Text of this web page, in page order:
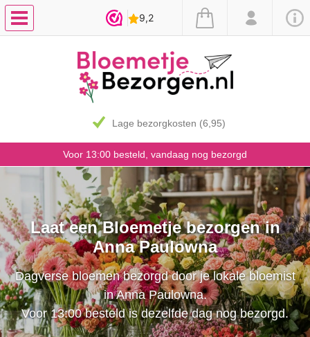
Lage bezorgkosten (6,95)
Voor 13:00 besteld, vandaag nog bezorgd
Laat een Bloemetje bezorgen in
Anna Paulowna
Dagverse bloemen bezorgd door je lokale bloemist
in Anna Paulowna.
Voor 13:00 besteld is dezelfde dag nog bezorgd.